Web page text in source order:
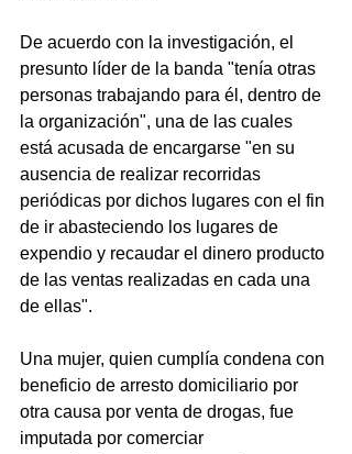
De acuerdo con la investigación, el
presunto líder de la banda "tenía otras
personas trabajando para él, dentro de
la organización", una de las cuales
está acusada de encargarse "en su
ausencia de realizar recorridas
periódicas por dichos lugares con el fin
de ir abasteciendo los lugares de
expendio y recaudar el dinero producto
de las ventas realizadas en cada una
de ellas".
Una mujer, quien cumplía condena con
beneficio de arresto domiciliario por
otra causa por venta de drogas, fue
imputada por comerciar